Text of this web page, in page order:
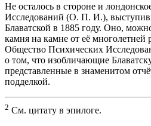
Не осталось в стороне и
Исследований (О. П. И.),
Блаватской в 1885 году. Оно,
камня на камне от её
Общество Психических
о том, что изобличающие
представленные в знаменитом
подделкой.
2 См. цитату в эпилоге.